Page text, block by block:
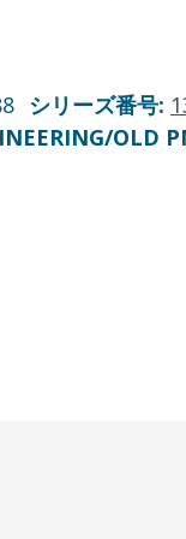
シリーズ番号:
OLD